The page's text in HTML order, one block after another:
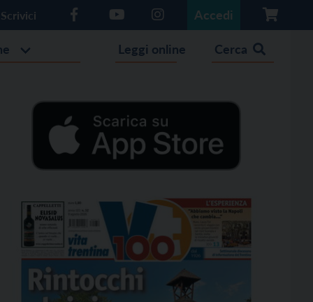
Scrivici Accedi
Leggi online Cerca